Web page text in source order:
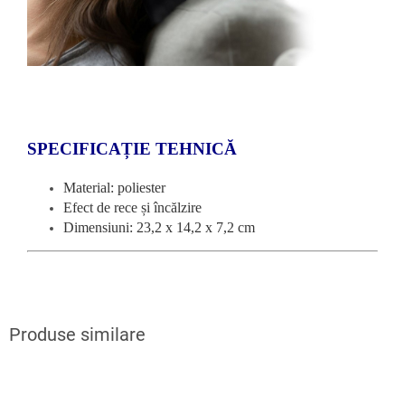
SPECIFICAȚIE TEHNICĂ
Material: poliester
Efect de rece și încălzire
Dimensiuni: 23,2 x 14,2 x 7,2 cm